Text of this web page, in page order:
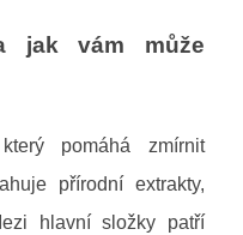
jak vám může
pomáhá zmírnit
přírodní extrakty,
hlavní složky patří